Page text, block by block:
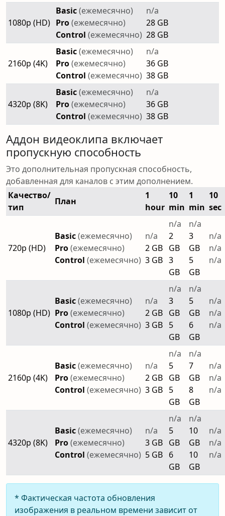
1080p (HD)
Basic(ежемесячно)
Pro(ежемесячно)
Control (ежемесячно)
n/a
28 GB
28 GB
2160p (4K)
Basic(ежемесячно)
Pro(ежемесячно)
Control (ежемесячно)
n/a
36 GB
38 GB
4320p (8K)
Basic(ежемесячно)
Pro(ежемесячно)
Control (ежемесячно)
n/a
36 GB
38 GB
Аддон видеоклипа включает
пропускную способность
Это дополнительная пропускная способность,
добавленная для каналов с этим дополнением.
Качество/
тип
План
1
hour
10
min
1
min
10
sec
720p (HD)
Basic(ежемесячно)
Pro(ежемесячно)
Control (ежемесячно)
n/a
2 GB
3 GB
n/a
2
GB
3
GB
n/a
3
GB
5
GB
n/a
n/a
n/a
1080p (HD)
Basic(ежемесячно)
Pro(ежемесячно)
Control (ежемесячно)
n/a
2 GB
3 GB
n/a
3
GB
5
GB
n/a
5
GB
6
GB
n/a
n/a
n/a
2160p (4K)
Basic(ежемесячно)
Pro(ежемесячно)
Control (ежемесячно)
n/a
2 GB
3 GB
n/a
5
GB
5
GB
n/a
7
GB
8
GB
n/a
n/a
n/a
4320p (8K)
Basic(ежемесячно)
Pro(ежемесячно)
Control (ежемесячно)
n/a
3 GB
5 GB
n/a
5
GB
6
GB
n/a
10
GB
10
GB
n/a
n/a
n/a
* Фактическая частота обновления
изображения в реальном времени зависит от